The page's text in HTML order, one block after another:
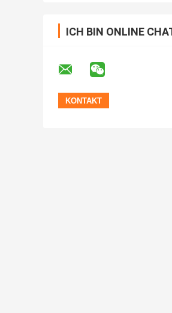
ICH BIN ONLINE